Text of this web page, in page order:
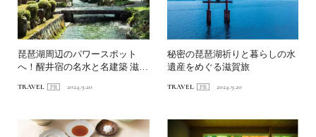
琵琶湖周辺のパワースポット
へ！醒井宿の名水と名建築 滋賀
TRAVEL 2024.9.20
秘密の琵琶湖祈りと暮らしの水
遺産をめぐる滋賀旅
TRAVEL 2024.9.20